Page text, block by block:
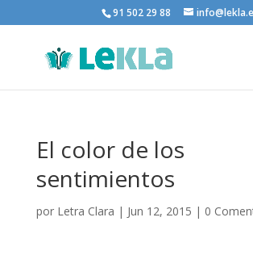
91 502 29 88
El color de los
sentimientos
por Letra Clara | Jun 12, 2015 | 0